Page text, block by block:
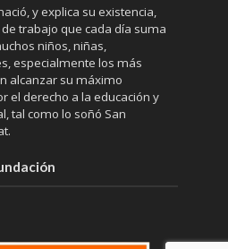
y explica su existencia,
trabajo que cada día suma
niños, niñas,
especialmente los más
alcanzar su máximo
el derecho a la educación y
tal como lo soñó San